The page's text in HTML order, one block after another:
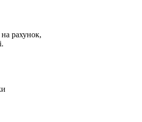
рахунок,